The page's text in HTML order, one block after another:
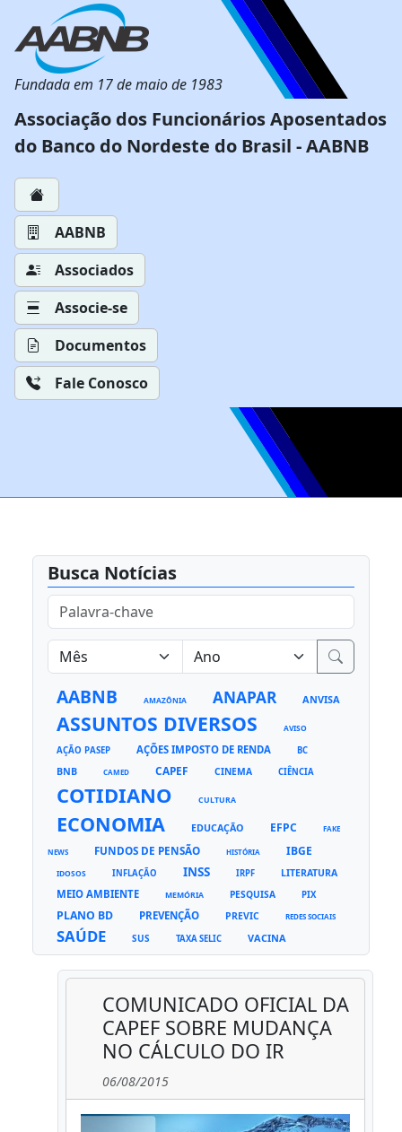
Fundada em 17 de maio de 1983
Associação dos Funcionários Aposentados
do Banco do Nordeste do Brasil - AABNB
AABNB
Associados
Associe-se
Documentos
Fale Conosco
Busca Notícias
AABNB AMAZÔNIA ANAPAR ANVISA
ASSUNTOS DIVERSOS AVISO
AÇÃO PASEP AÇÕES IMPOSTO DE RENDA BC
BNB CAMED CAPEF CINEMA CIÊNCIA
COTIDIANO CULTURA
ECONOMIA EDUCAÇÃO EFPC FAKE
NEWS FUNDOS DE PENSÃO HISTÓRIA IBGE
IDOSOS INFLAÇÃO INSS IRPF LITERATURA
MEIO AMBIENTE MEMÓRIA PESQUISA PIX
PLANO BD PREVENÇÃO PREVIC REDES SOCIAIS
SAÚDE SUS TAXA SELIC VACINA
COMUNICADO OFICIAL DA
CAPEF SOBRE MUDANÇA
NO CÁLCULO DO IR
06/08/2015